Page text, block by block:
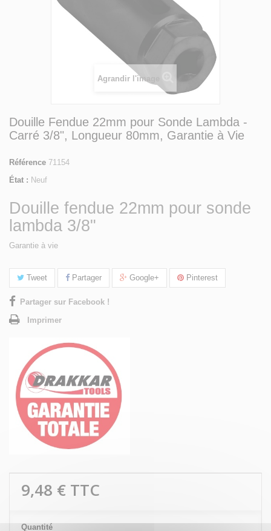
Agrandir l'image
Douille Fendue 22mm pour Sonde Lambda -
Carré 3/8", Longueur 80mm, Garantie à Vie
Référence 71154
État : Neuf
Douille fendue 22mm pour sonde
lambda 3/8"
Garantie à vie
Tweet Partager Google+ Pinterest
Partager sur Facebook !
Imprimer
9,48 € TTC
Quantité